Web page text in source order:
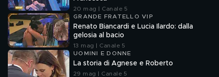
20 mag | Canale 5
GRANDE FRATELLO VIP
Renato Biancardi e Lucia Ilardo: dalla
gelosia al bacio
13 mag | Canale 5
UOMINI E DONNE
La storia di Agnese e Roberto
29 mag | Canale 5